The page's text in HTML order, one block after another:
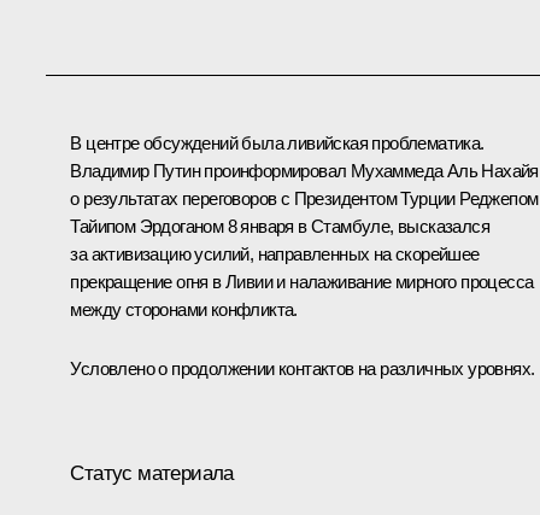
В центре обсуждений была ливийская проблематика.
Владимир Путин проинформировал Мухаммеда Аль
о результатах переговоровс Президентом Турции Реджепом
Тайипом Эрдоганом8 января в Стамбуле, высказался
за активизацию усилий, направленных на скорейшее
прекращение огня в Ливии и налаживание мирного процесса
между сторонами конфликта.
Условлено о продолжении контактов на различных уровнях.
Статус материала